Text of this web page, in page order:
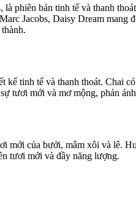
là phiên bản tinh tế và thanh
Jacobs, Daisy Dream mang
tinh tế và thanh thoát. Chai
tươi mới và mơ mộng, phản
mới của bưởi, mâm xôi và lê.
tươi mới và đầy năng lượng.